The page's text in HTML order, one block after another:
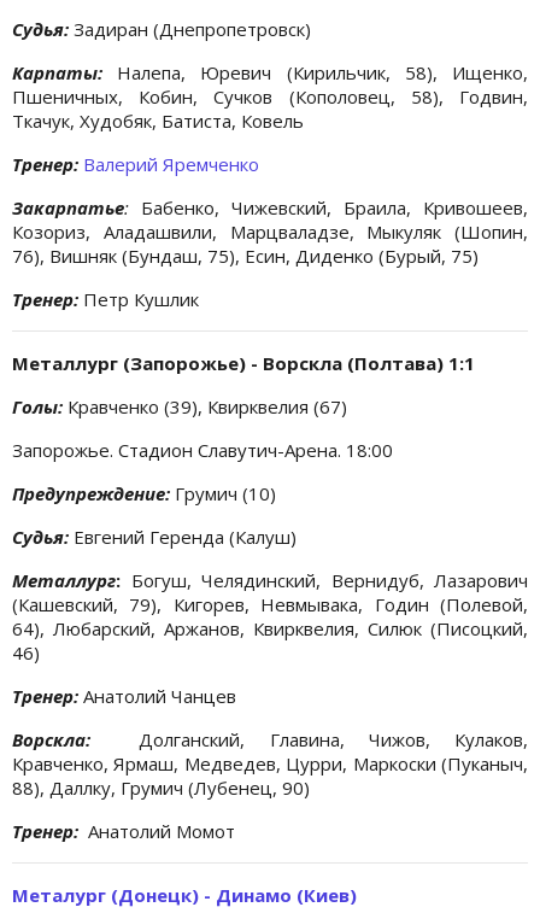
Судья: Задиран (Днепропетровск)
Карпаты: Налепа, Юревич (Кирильчик, 58), Ищенко,
Пшеничных, Кобин, Сучков (Кополовец, 58), Годвин,
Ткачук, Худобяк, Батиста, Ковель
Тренер: Валерий Яремченко
Закарпатье: Бабенко, Чижевский, Браила, Кривошеев,
Козориз, Аладашвили, Марцваладзе, Мыкуляк (Шопин,
76), Вишняк (Бундаш, 75), Есин, Диденко (Бурый, 75)
Тренер: Петр Кушлик
Металлург (Запорожье) - Ворскла (Полтава) 1:1
Голы: Кравченко (39), Квирквелия (67)
Запорожье. Стадион Славутич-Арена. 18:00
Предупреждение: Грумич (10)
Судья: Евгений Геренда (Калуш)
Металлург: Богуш, Челядинский, Вернидуб, Лазарович
(Кашевский, 79), Кигорев, Невмывака, Годин (Полевой,
64), Любарский, Аржанов, Квирквелия, Силюк (Писоцкий,
46)
Тренер: Анатолий Чанцев
Ворскла: Долганский, Главина, Чижов, Кулаков,
Кравченко, Ярмаш, Медведев, Цурри, Маркоски (Пуканыч,
88), Даллку, Грумич (Лубенец, 90)
Тренер: Анатолий Момот
Металург (Донецк) - Динамо (Киев)